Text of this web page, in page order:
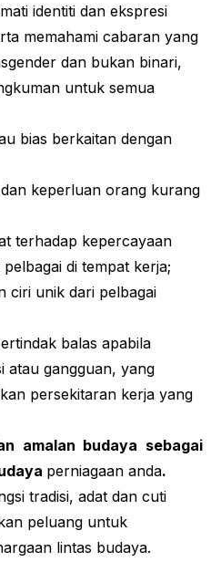
identiti dan ekspresi
memahami cabaran yang
dan bukan binari,
untuk semua
bias berkaitan dengan
keperluan orang kurang
terhadap kepercayaan
di tempat kerja;
ciri unik dari pelbagai
balas apabila
atau gangguan, yang
persekitaran kerja yang
amalan budaya sebagai
perniagaan anda.
tradisi, adat dan cuti
peluang untuk
lintas budaya.